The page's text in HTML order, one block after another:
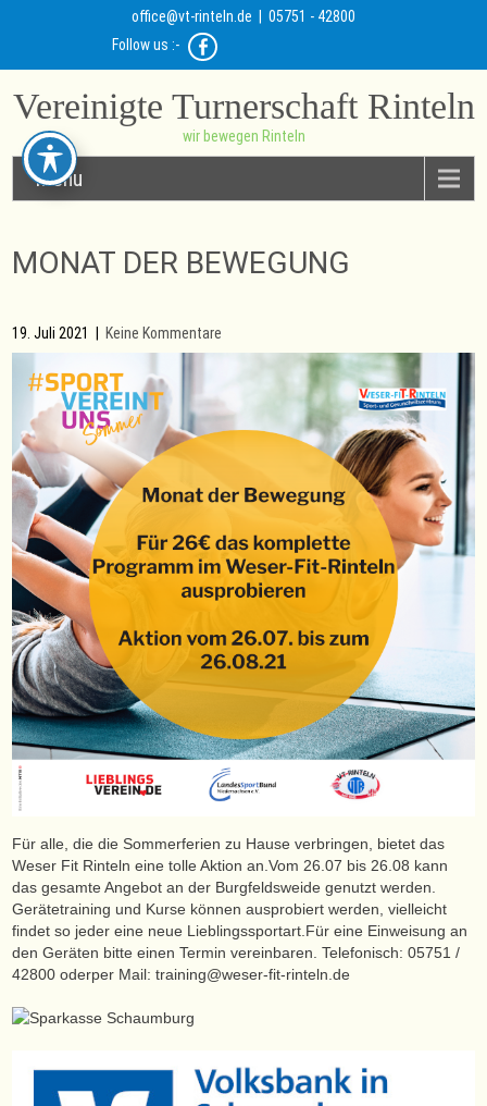
office@vt-rinteln.de | 05751 - 42800
Follow us :-
Vereinigte Turnerschaft Rinteln
wir bewegen Rinteln
Menu
MONAT DER BEWEGUNG
19. Juli 2021 Keine Kommentare
Für alle, die die Sommerferien zu Hause verbringen, bietet das
Weser Fit Rinteln eine tolle Aktion an.Vom 26.07 bis 26.08 kann
das gesamte Angebot an der Burgfeldsweide genutzt werden.
Gerätetraining und Kurse können ausprobiert werden, vielleicht
findet so jeder eine neue Lieblingssportart.Für eine Einweisung an
den Geräten bitte einen Termin vereinbaren. Telefonisch: 05751 /
42800 oderper Mail: training@weser-fit-rinteln.de